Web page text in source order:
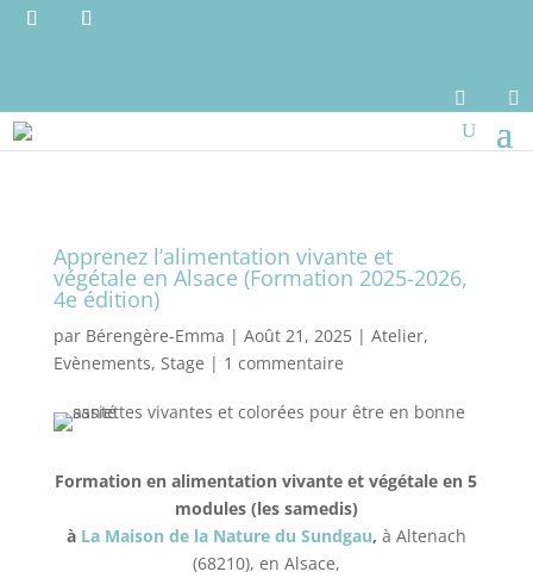
 
Apprenez l’alimentation vivante et
végétale en Alsace (Formation 2025-2026,
4e édition)
par Bérengère-Emma | Août 21, 2025| Atelier,
Evènements, Stage | 1 commentaire
Formation en alimentation vivante et végétale en 5
modules (les samedis)
à La Maison de la Nature du Sundgau, à Altenach
(68210), en Alsace,